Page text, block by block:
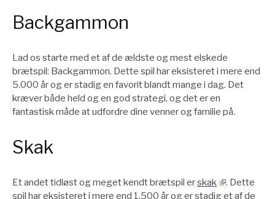
Backgammon
Lad os starte med et af de ældste og mest elskede
brætspil: Backgammon. Dette spil har eksisteret i mere end
5.000 år og er stadig en favorit blandt mange i dag. Det
kræver både held og en god strategi, og det er en
fantastisk måde at udfordre dine venner og familie på.
Skak
Et andet tidløst og meget kendt brætspil erskak
. Dette
spil har eksisteret i mere end 1.500 år og er stadig et af de